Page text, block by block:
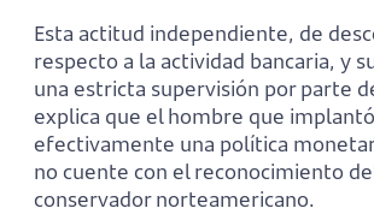
Esta actitud independiente, de
respecto a la actividad bancaria, y
una estricta supervisión por parte
explica que el hombre que implantó
efectivamente una política
no cuente con el reconocimiento
conservador norteamericano.